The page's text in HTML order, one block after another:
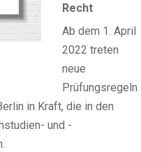
Recht
Ab dem 1. April
2022 treten
neue
Prüfungsregeln
in Kraft, die in den
und -